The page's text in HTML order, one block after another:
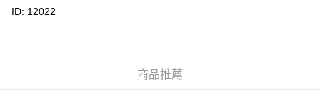
豐銀行戶口：652-589300-838 收款人：PREMIER FOOD LTD 請於24小時
送貨方式
每筆HK$80.00，滿HK$380.00或以上免運費
ID: 12022
商品推薦